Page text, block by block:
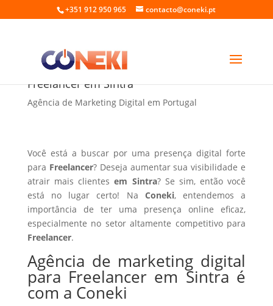
+351 912 950 965 contacto@coneki.pt
Agência de marketing digital para
Freelancer em Sintra
Agência de Marketing Digital em Portugal
Você está a buscar por uma presença digital forte
para Freelancer? Deseja aumentar sua visibilidade e
atrair mais clientesem Sintra? Se sim, então você
está no lugar certo! Na Coneki, entendemos a
importância de ter uma presença online eficaz,
especialmente no setor altamente competitivo para
Freelancer.
Agência de marketing digital
para Freelancer em Sintra é
com a Coneki